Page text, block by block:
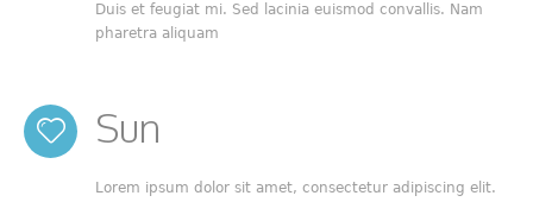
Duis et feugiat mi. Sed lacinia euismod convallis. Nam
pharetra aliquam
Sun
Lorem ipsum dolor sit amet, consectetur adipiscing elit.